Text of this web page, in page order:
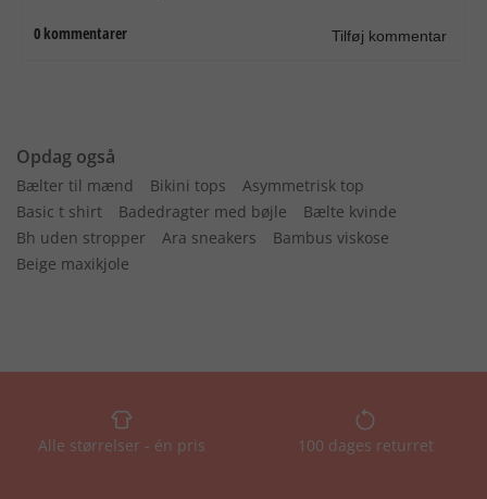
Opdag også
Bælter til mænd Bikini tops
Asymmetrisk top
Basic t shirt
Badedragter med bøjle
Bælte kvinde
Bh uden stropper
Ara sneakers
Bambus viskose
Beige maxikjole
Alle størrelser - én pris 100 dages returret